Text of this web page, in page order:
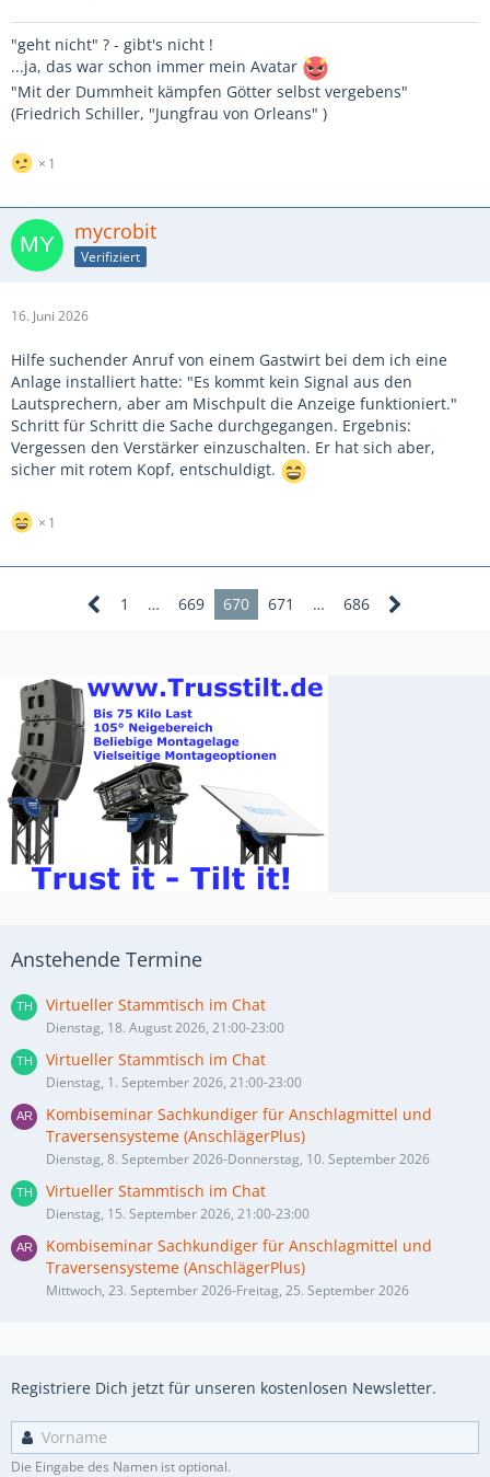
"geht nicht" ? - gibt's nicht !
...ja, das war schon immer mein Avatar
"Mit der Dummheit kämpfen Götter selbst vergebens"
(Friedrich Schiller, "Jungfrau von Orleans" )
1
mycrobit
Verifiziert
16. Juni 2026
Hilfe suchender Anruf von einem Gastwirt bei dem ich eine
Anlage installiert hatte: "Es kommt kein Signal aus den
Lautsprechern, aber am Mischpult die Anzeige funktioniert."
Schritt für Schritt die Sache durchgegangen. Ergebnis:
Vergessen den Verstärker einzuschalten. Er hat sich aber,
sicher mit rotem Kopf, entschuldigt.
1
1 … 669 670 671 … 686
Anstehende Termine
Virtueller Stammtisch im Chat
Dienstag, 18. August 2026, 21:00-23:00
Virtueller Stammtisch im Chat
Dienstag, 1. September 2026, 21:00-23:00
Kombiseminar Sachkundiger für Anschlagmittel und
Traversensysteme (AnschlägerPlus)
Dienstag, 8. September 2026-Donnerstag, 10. September 2026
Virtueller Stammtisch im Chat
Dienstag, 15. September 2026, 21:00-23:00
Kombiseminar Sachkundiger für Anschlagmittel und
Traversensysteme (AnschlägerPlus)
Mittwoch, 23. September 2026-Freitag, 25. September 2026
Registriere Dich jetzt für unseren kostenlosen Newsletter.
Die Eingabe des Namen ist optional.